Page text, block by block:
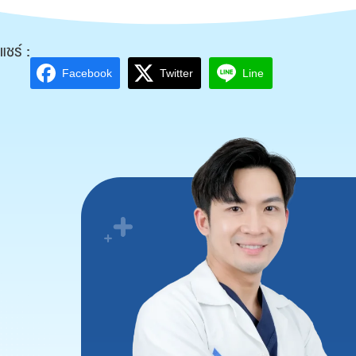
แชร์ :
Facebook Twitter Line